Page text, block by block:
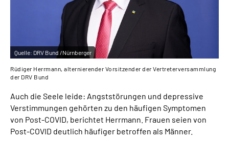
Quelle: DRV Bund /Nürnberger
Rüdiger Herrmann, alternierender Vorsitzender der Vertreterversammlung
der DRV Bund
Auch die Seele leide: Angststörungen und depressive
Verstimmungen gehörten zu den häufigen Symptomen
von Post-COVID, berichtet Herrmann. Frauen seien von
Post-COVID deutlich häufiger betroffen als Männer.